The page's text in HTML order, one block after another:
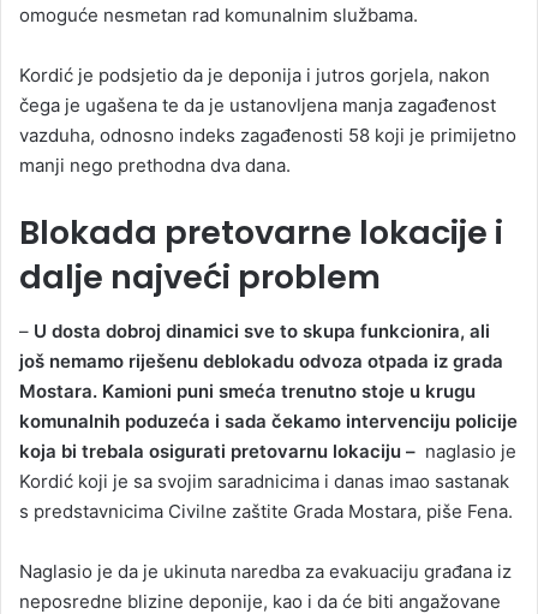
omoguće nesmetan rad komunalnim službama.
Kordić je podsjetio da je deponija i jutros gorjela, nakon
čega je ugašena te da je ustanovljena manja zagađenost
vazduha, odnosno indeks zagađenosti 58 koji je primijetno
manji nego prethodna dva dana.
Blokada pretovarne lokacije i
dalje najveći problem
– U dosta dobroj dinamici sve to skupa funkcionira, ali
još nemamo riješenu deblokadu odvoza otpada iz grada
Mostara. Kamioni puni smeća trenutno stoje u krugu
komunalnih poduzeća i sada čekamo intervenciju policije
koja bi trebala osigurati pretovarnu lokaciju – naglasio je
Kordić koji je sa svojim saradnicima i danas imao sastanak
s predstavnicima Civilne zaštite Grada Mostara, piše Fena.
Naglasio je da je ukinuta naredba za evakuaciju građana iz
neposredne blizine deponije, kao i da će biti angažovane